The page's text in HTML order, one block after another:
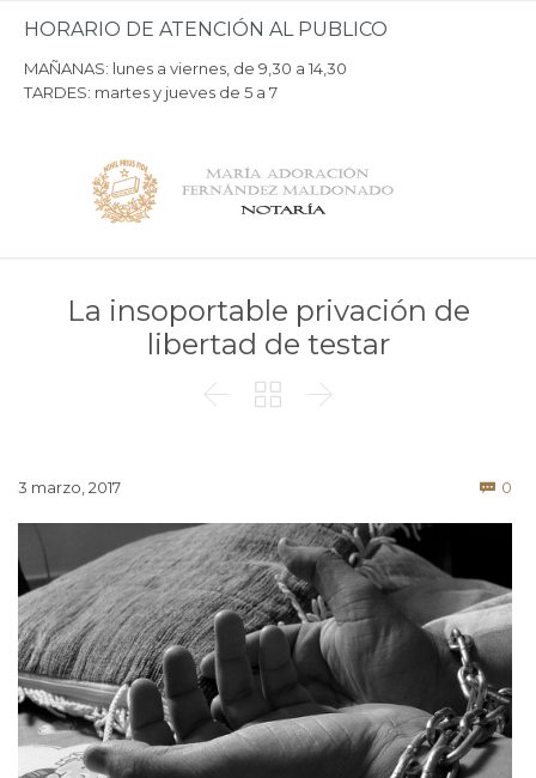
HORARIO DE ATENCIÓN AL PUBLICO
MAÑANAS: lunes a viernes, de 9,30 a 14,30
TARDES: martes y jueves de 5 a 7
La insoportable privación de
libertad de testar
  
3 marzo, 2017  0